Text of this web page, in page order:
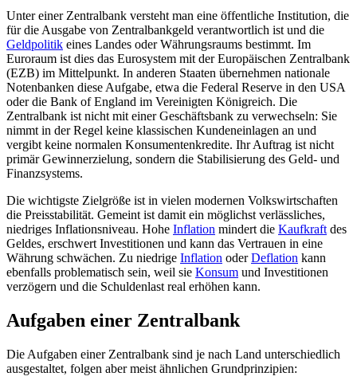
Unter einer Zentralbank versteht man eine öffentliche Institution, die
für die Ausgabe von Zentralbankgeld verantwortlich ist und die
Geldpolitik eines Landes oder Währungsraums bestimmt. Im
Euroraum ist dies das Eurosystem mit der Europäischen Zentralbank
(EZB) im Mittelpunkt. In anderen Staaten übernehmen nationale
Notenbanken diese Aufgabe, etwa die Federal Reserve in den USA
oder die Bank of England im Vereinigten Königreich. Die
Zentralbank ist nicht mit einer Geschäftsbank zu verwechseln: Sie
nimmt in der Regel keine klassischen Kundeneinlagen an und
vergibt keine normalen Konsumentenkredite. Ihr Auftrag ist nicht
primär Gewinnerzielung, sondern die Stabilisierung des Geld- und
Finanzsystems.
Die wichtigste Zielgröße ist in vielen modernen Volkswirtschaften
die Preisstabilität. Gemeint ist damit ein möglichst verlässliches,
niedriges Inflationsniveau. Hohe Inflation mindert die Kaufkraftdes
Geldes, erschwert Investitionen und kann das Vertrauen in eine
Währung schwächen. Zu niedrige Inflation oderDeflation kann
ebenfalls problematisch sein, weil sie Konsum und Investitionen
verzögern und die Schuldenlast real erhöhen kann.
Aufgaben einer Zentralbank
Die Aufgaben einer Zentralbank sind je nach Land unterschiedlich
ausgestaltet, folgen aber meist ähnlichen Grundprinzipien: